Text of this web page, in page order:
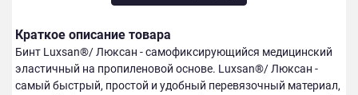
Краткое описание товара
Бинт Luxsan®/ Люксан - самофиксирующийся медицинский
эластичный на пропиленовой основе. Luxsan®/ Люксан -
самый быстрый, простой и удобный перевязочный материал,